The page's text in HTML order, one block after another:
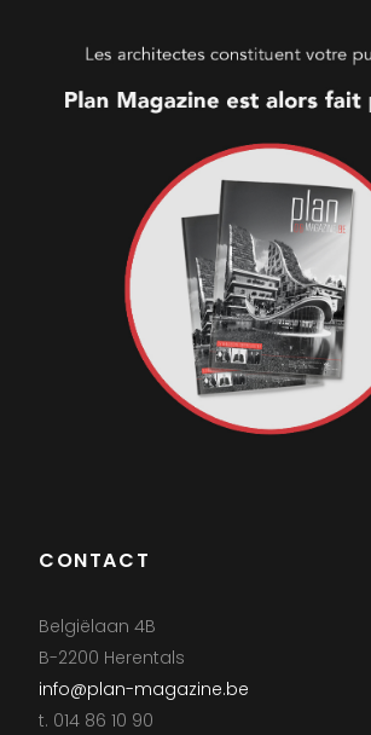
CONTACT
Belgiëlaan 4B
B-2200 Herentals
info@plan-magazine.be
t. 014 86 10 90